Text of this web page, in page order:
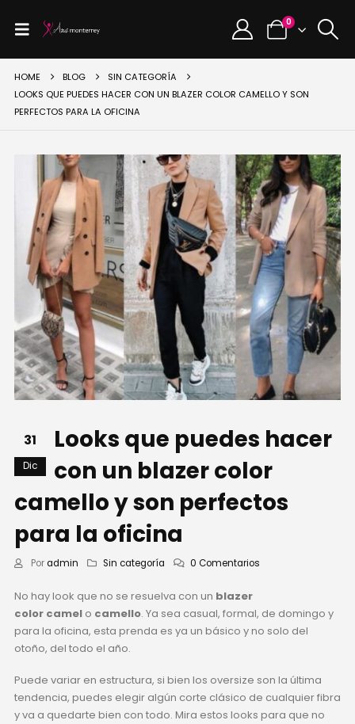
0
HOME BLOG
SIN CATEGORÍA
LOOKS QUE PUEDES HACER CON UN BLAZER COLOR CAMELLO Y SON
PERFECTOS PARA LA OFICINA
31
Dic
Looks que puedes hacer
con un blazer color
camello y son perfectos
para la oficina
Por admin Sin categoría 0 Comentarios
No hay look que no se resuelva con un blazer
color camelo camello. Ya sea casual, formal, de domingo y
para la oficina, esta prenda es ya un básico y no solo del
otoño, del todo el año.
Puede variar en estructura, si bien los oversize son la última
tendencia, puedes elegir algún corte clásico de cualquier fibra
y va a quedarte bien con todo. Mira estos looks para que no